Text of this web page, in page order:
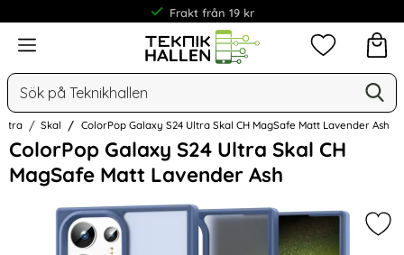
Frakt från 19 kr
Meny
Sök
Mina
Skal ColorPop Galaxy S24 Ultra Skal CH MagSafe Matt Lavender Ash
ColorPop Galaxy S24 Ultra Skal CH
MagSafe Matt Lavender Ash
Hoppa
över
Bilder